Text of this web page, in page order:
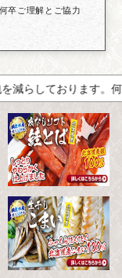
卒ご理解とご協力
しております。何